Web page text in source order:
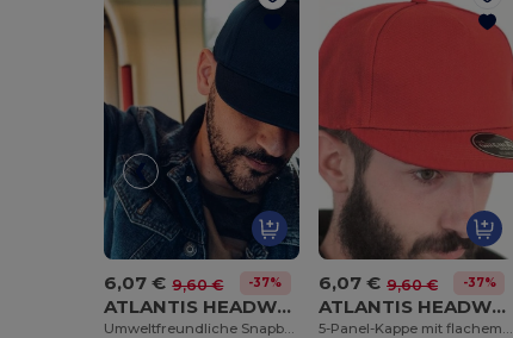
6,07 € 9,60 € -37%
ATLANTIS HEADWEAR AT261
Umweltfreundliche Snapback Kappe aus Recyclingmaterial
6,07 € 9,60 € -37%
ATLANTIS HEADWEAR AT262
5-Panel-Kappe mit flachem Schirm